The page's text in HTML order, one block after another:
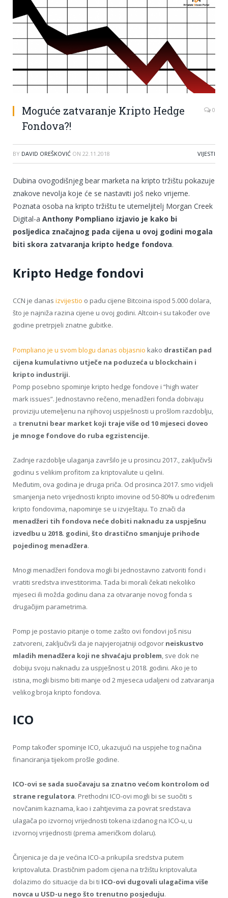
Moguće zatvaranje Kripto Hedge
Fondova?!
0
BY DAVID OREŠKOVIĆ ON 22.11.2018 VIJESTI
Dubina ovogodišnjeg bear marketa na kripto tržištu pokazuje
znakove nevolja koje će se nastaviti još neko vrijeme.
Poznata osoba na kripto tržištu te utemeljitelj Morgan Creek
Digital-a Anthony Pompliano izjavio je kako bi
posljedica značajnog pada cijena u ovoj godini mogala
biti skora zatvaranja kripto hedge fondova.
Kripto Hedge fondovi
CCN je danas izvijestio o padu cijene Bitcoina ispod 5.000 dolara,
što je najniža razina cijene u ovoj godini. Altcoin-i su također ove
godine pretrpjeli znatne gubitke.
Pompliano je u svom blogu danas objasnio kako drastičan pad
cijena kumulativno utječe na poduzeća u blockchain i
kripto industriji.
Pomp posebno spominje kripto hedge fondove i “high water
mark issues”. Jednostavno rečeno, menadžeri fonda dobivaju
proviziju utemeljenu na njihovoj uspješnosti u prošlom razdoblju,
a trenutni bear market koji traje više od 10 mjeseci doveo
je mnoge fondove do ruba egzistencije.
Zadnje razdoblje ulaganja završilo je u prosincu 2017., zaključivši
godinu s velikim profitom za kriptovalute u cjelini.
Međutim, ova godina je druga priča. Od prosinca 2017. smo vidjeli
smanjenja neto vrijednosti kripto imovine od 50-80% u određenim
kripto fondovima, napominje se u izvještaju. To znači da
menadžeri tih fondova neće dobiti naknadu za uspješnu
izvedbu u 2018. godini, što drastično smanjuje prihode
pojedinog menadžera.
Mnogi menadžeri fondova mogli bi jednostavno zatvoriti fond i
vratiti sredstva investitorima. Tada bi morali čekati nekoliko
mjeseci ili možda godinu dana za otvaranje novog fonda s
drugačijim parametrima.
Pomp je postavio pitanje o tome zašto ovi fondovi još nisu
zatvoreni, zaključivši da je najvjerojatniji odgovor neiskustvo
mladih menadžera koji ne shvaćaju problem, sve dok ne
dobiju svoju naknadu za uspješnost u 2018. godini. Ako je to
istina, mogli bismo biti manje od 2 mjeseca udaljeni od zatvaranja
velikog broja kripto fondova.
ICO
Pomp također spominje ICO, ukazujući na uspjehe tog načina
financiranja tijekom prošle godine.
ICO-ovi se sada suočavaju sa znatno većom kontrolom od
strane regulatora. Prethodni ICO-ovi mogli bi se suočiti s
novčanim kaznama, kao i zahtjevima za povrat sredstava
ulagača po izvornoj vrijednosti tokena izdanog na ICO-u, u
izvornoj vrijednosti (prema američkom dolaru).
Činjenica je da je većina ICO-a prikupila sredstva putem
kriptovaluta. Drastičnim padom cijena na tržištu kriptovaluta
dolazimo do situacije da bi ti ICO-ovi dugovali ulagačima više
novca u USD-u nego što trenutno posjeduju.